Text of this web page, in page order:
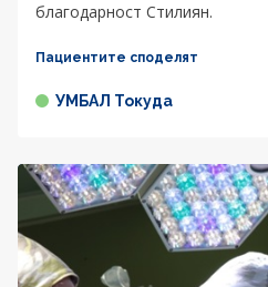
благодарност Стилиян.
Пациентите споделят
УМБАЛ Токуда